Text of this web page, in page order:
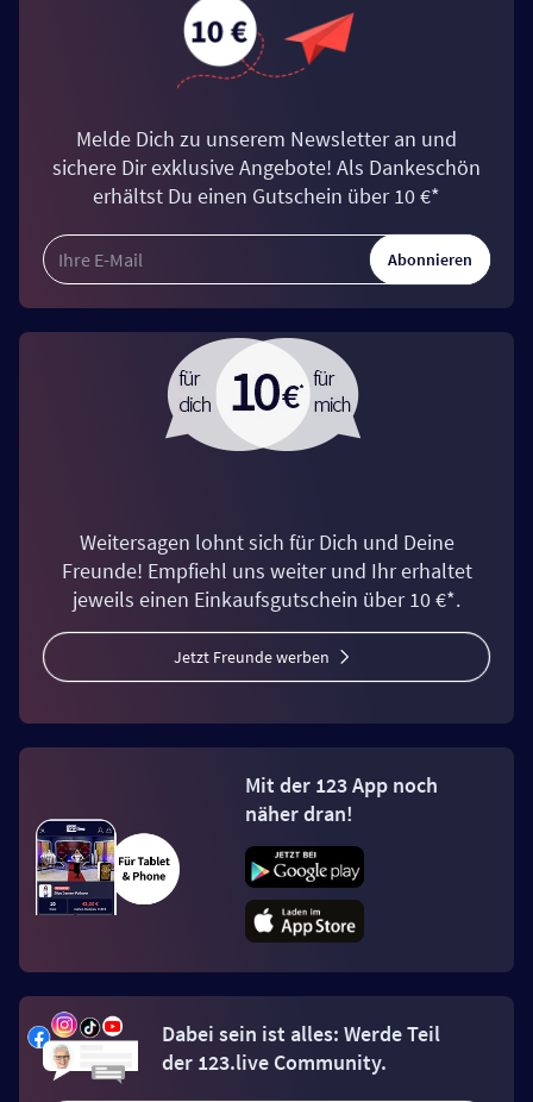
Melde Dich zu unserem Newsletter an und
sichere Dir exklusive Angebote! Als Dankeschön
erhältst Du einen Gutschein über 10 €*
Abonnieren
Weitersagen lohnt sich für Dich und Deine
Freunde! Empfiehl uns weiter und Ihr erhaltet
jeweils einen Einkaufsgutschein über 10 €*.
Jetzt Freunde werben
Mit der 123 App noch
näher dran!
Dabei sein ist alles: Werde Teil
der 123.live Community.